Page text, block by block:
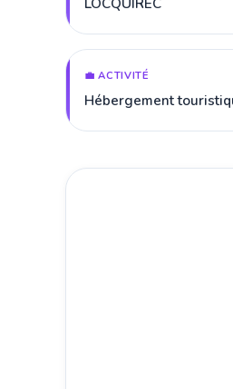
LOCQUIREC
💼 ACTIVITÉ
Hébergement